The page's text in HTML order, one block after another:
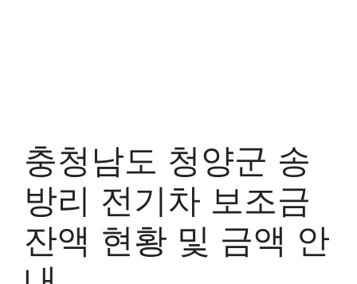
충청남도 청양군 송
방리 전기차 보조금
잔액 현황 및 금액 안